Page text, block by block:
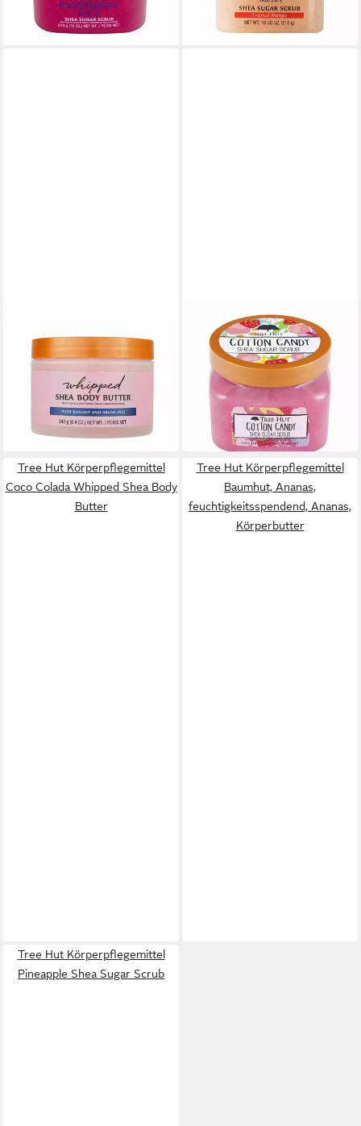
lieferbar - in 9-11 Werktagen bei
Körperpflegemittel Moroccan
Rose Whipped Shea Body
Butter
ab 23,04 €
(96,00 €/ 1 kg)
lieferbar - in 9-11 Werktagen bei
TREE HUT
Körperpeeling Cotton Candy
Shea Sugar Scrub
23,60 €
(46,27 €/ 1 kg)
lieferbar - in 9-11 Werktagen bei
Tree Hut Körperpflegemittel
Coco Colada Whipped Shea Body
Butter
Tree Hut Körperpflegemittel
Baumhut, Ananas,
feuchtigkeitsspendend, Ananas,
Körperbutter
Tree Hut Körperpflegemittel
Pineapple Shea Sugar Scrub